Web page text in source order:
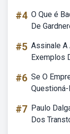
#4 O Que é
De
#5 Assinale A
Exemplos
#6 Se O
#7 Paulo
Dos